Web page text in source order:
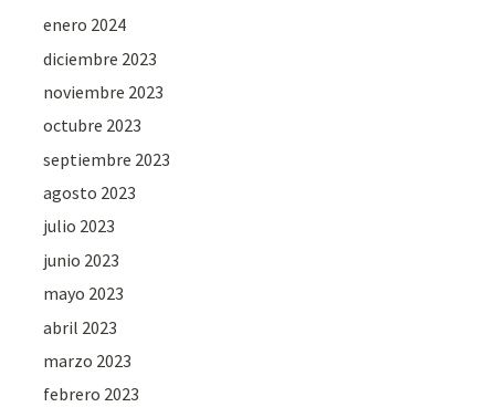
enero 2024
diciembre 2023
noviembre 2023
octubre 2023
septiembre 2023
agosto 2023
julio 2023
junio 2023
mayo 2023
abril 2023
marzo 2023
febrero 2023